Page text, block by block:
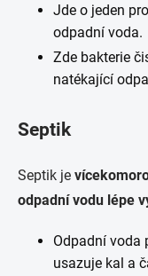
Jde o jeden
odpadní voda.
Zde bakterie
natékající
Septik
Septik je
odpadní vodu lépe
Odpadní voda
usazuje kal a